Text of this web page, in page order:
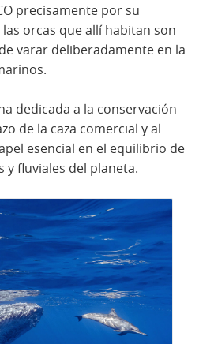
precisamente por su
orcas que allí habitan son
varar deliberadamente en la
dedicada a la conservación
de la caza comercial y al
esencial en el equilibrio de
y fluviales del planeta.